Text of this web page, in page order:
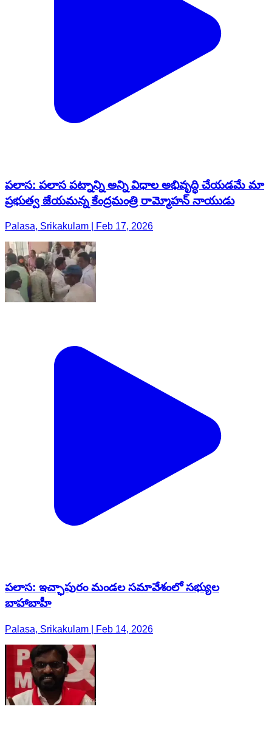
పలాస: పలాస పట్నాన్ని అన్ని విధాల అభివృద్ధి చేయడమే మా
ప్రభుత్వ జేయమన్న కేంద్రమంత్రి రామ్మోహన్ నాయుడు
Palasa, Srikakulam | Feb 17, 2026
పలాస: ఇచ్ఛాపురం మండల సమావేశంలో సభ్యుల
బాహాబాహీ
Palasa, Srikakulam | Feb 14, 2026